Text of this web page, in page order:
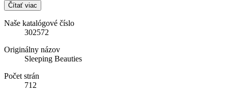
Čítať viac
Naše katalógové číslo
302572
Originálny názov
Sleeping Beauties
Počet strán
712